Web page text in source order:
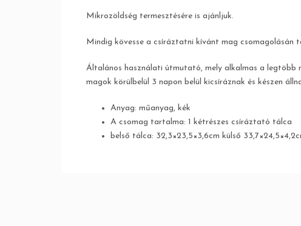
Mikrozöldség termesztésére is ajánljuk.
Mindig kövesse a csíráztatni kívánt mag csomagolásán
Általános használati útmutató, mely alkalmas a legtöbb
magok körülbelül 3 napon belül kicsíráznak és készen
Anyag: műanyag, kék
A csomag tartalma: 1 kétrészes csíráztató tálca
belső tálca: 32,3×23,5×3,6cm külső